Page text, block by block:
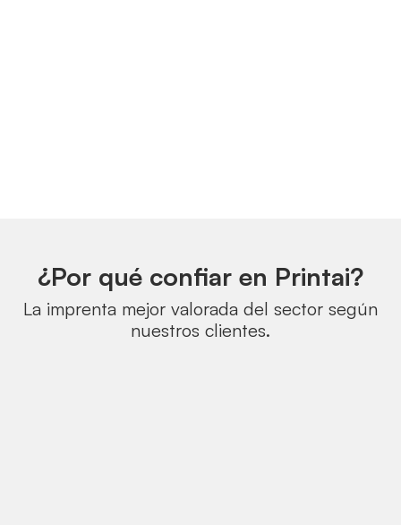
¿Por qué confiar en Printai?
La imprenta mejor valorada del sector según
nuestros clientes.